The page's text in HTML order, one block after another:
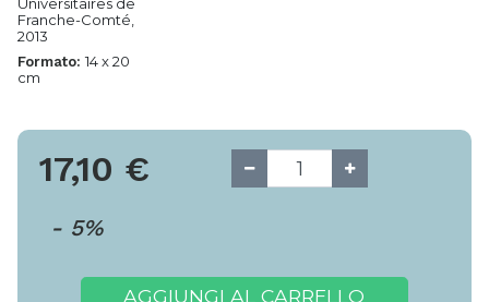
Franche-Comté,
2013
Formato: 14 x 20
cm
17,10 €
- 5%
AGGIUNGI AL CARRELLO